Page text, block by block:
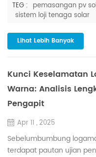
pantai yang lembap,
90%, kadangkala hampir
(fenomena cuaca
yang tinggi akan
permukaan modul PV, ...
TEG : pemasangan pv
sistem loji tenaga solar
Lihat Lebih Banyak
Kunci Keselamatan
Warna: Analisis
Pengapit
Apr 11 , 2025
Sebelumbumbung
terdapat pautan ujian